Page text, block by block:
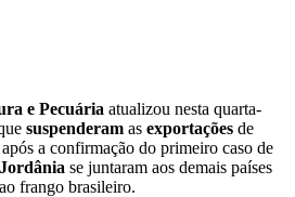
e Pecuária atualizou nesta quarta-
suspenderam as exportações de
após a confirmação do primeiro caso de
se juntaram aos demais países
frango brasileiro.